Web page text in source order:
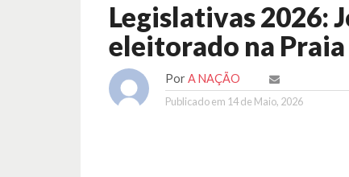
Legislativas 2026:
eleitorado na
Por A NAÇÃO
Publicado em 14 de Maio, 2026